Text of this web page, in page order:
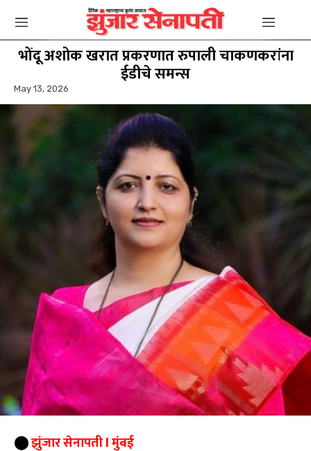
भोंदू अशोक खरात प्रकरणात रुपाली चाकणकरांना
ईडीचे समन्स
May 13, 2026
⬤झुंजार सेनापती l मुंबई